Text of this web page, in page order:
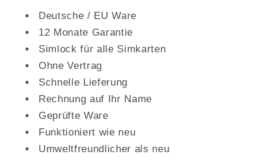
Deutsche / EU Ware
12 Monate Garantie
Simlock für alle Simkarten
Ohne Vertrag
Schnelle Lieferung
Rechnung auf Ihr Name
Geprüfte Ware
Funktioniert wie neu
Umweltfreundlicher als neu